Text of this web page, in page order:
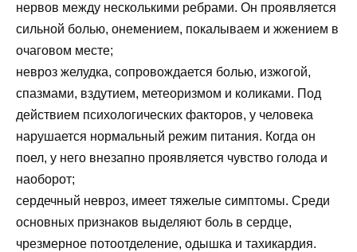
нервов между несколькими ребрами. Он проявляется
сильной болью, онемением, покалываем и жжением в
очаговом месте;
невроз желудка, сопровождается болью, изжогой,
спазмами, вздутием, метеоризмом и коликами. Под
действием психологических факторов, у человека
нарушается нормальный режим питания. Когда он
поел, у него внезапно проявляется чувство голода и
наоборот;
сердечный невроз, имеет тяжелые симптомы. Среди
основных признаков выделяют боль в сердце,
чрезмерное потоотделение, одышка и тахикардия.